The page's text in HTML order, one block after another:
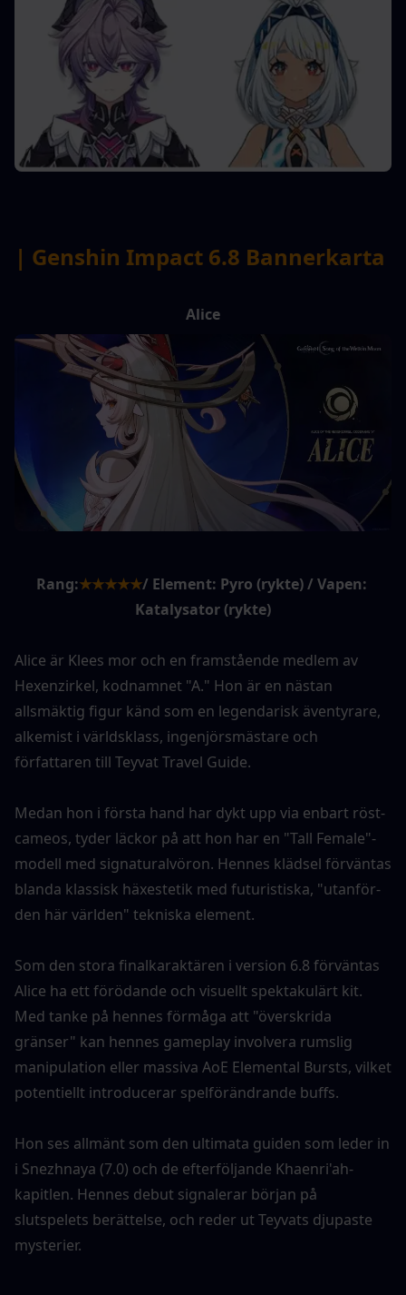
| Genshin Impact 6.8 Bannerkarta
Alice
Rang:★★★★★/ Element: Pyro (rykte) / Vapen:
Katalysator (rykte)
Alice är Klees mor och en framstående medlem av
Hexenzirkel, kodnamnet "A." Hon är en nästan
allsmäktig figur känd som en legendarisk äventyrare,
alkemist i världsklass, ingenjörsmästare och
författaren till Teyvat Travel Guide.
Medan hon i första hand har dykt upp via enbart röst-
cameos, tyder läckor på att hon har en "Tall Female"-
modell med signaturalvöron. Hennes klädsel förväntas
blanda klassisk häxestetik med futuristiska, "utanför-
den här världen" tekniska element.
Som den stora finalkaraktären i version 6.8 förväntas
Alice ha ett förödande och visuellt spektakulärt kit.
Med tanke på hennes förmåga att "överskrida
gränser" kan hennes gameplay involvera rumslig
manipulation eller massiva AoE Elemental Bursts, vilket
potentiellt introducerar spelförändrande buffs.
Hon ses allmänt som den ultimata guiden som leder in
i Snezhnaya (7.0) och de efterföljande Khaenri'ah-
kapitlen. Hennes debut signalerar början på
slutspelets berättelse, och reder ut Teyvats djupaste
mysterier.